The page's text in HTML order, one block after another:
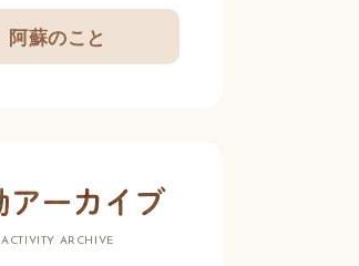
阿蘇のこと
ACTIVITY ARCHIVE